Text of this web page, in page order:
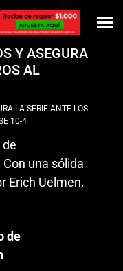
Y ASEGURA
AL
una sólida
Erich Uelmen,
de